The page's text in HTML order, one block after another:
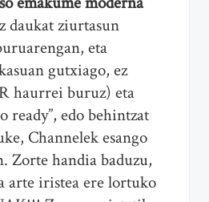
daukat ziurtasun
eta
gutxiago, ez
haurrei buruz) eta
ready”, edo behintzat
Channelek esango
Zorte handia baduzu,
arte iristea ere lortuko